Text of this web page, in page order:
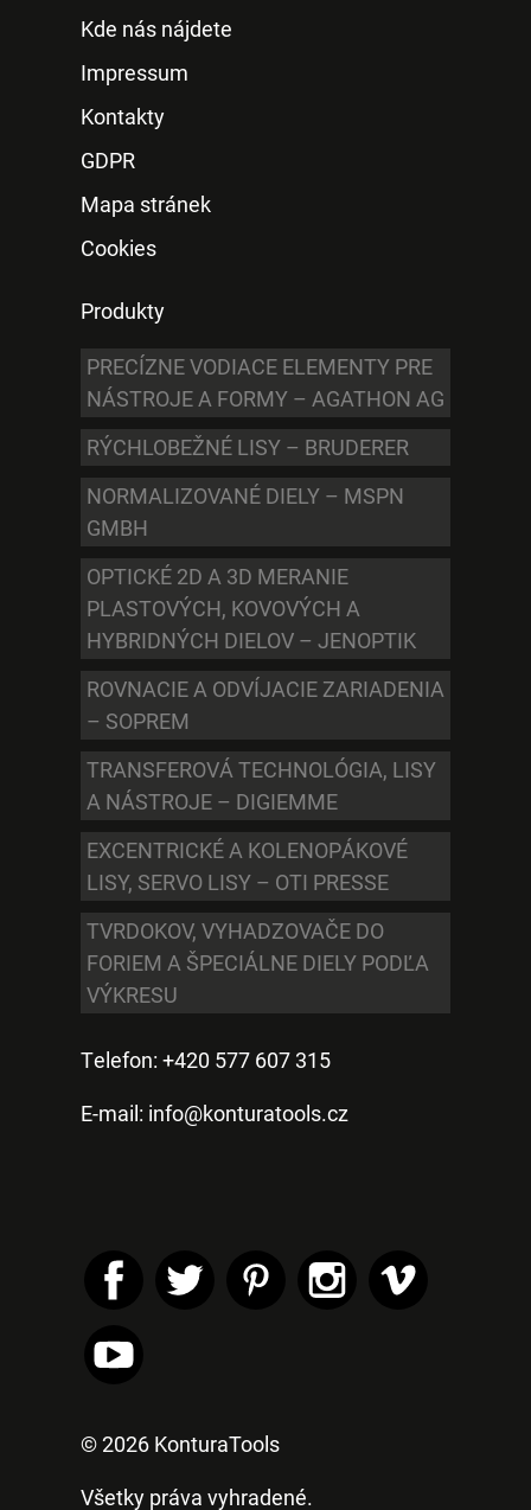
Kde nás nájdete
Impressum
Kontakty
GDPR
Mapa stránek
Cookies
Produkty
PRECÍZNE VODIACE ELEMENTY PRE
NÁSTROJE A FORMY – AGATHON AG
RÝCHLOBEŽNÉ LISY – BRUDERER
NORMALIZOVANÉ DIELY – MSPN
GMBH
OPTICKÉ 2D A 3D MERANIE
PLASTOVÝCH, KOVOVÝCH A
HYBRIDNÝCH DIELOV – JENOPTIK
ROVNACIE A ODVÍJACIE ZARIADENIA
– SOPREM
TRANSFEROVÁ TECHNOLÓGIA, LISY
A NÁSTROJE – DIGIEMME
EXCENTRICKÉ A KOLENOPÁKOVÉ
LISY, SERVO LISY – OTI PRESSE
TVRDOKOV, VYHADZOVAČE DO
FORIEM A ŠPECIÁLNE DIELY PODĽA
VÝKRESU
Telefon: +420 577 607 315
E-mail: info@konturatools.cz
© 2026 KonturaTools
Všetky práva vyhradené.